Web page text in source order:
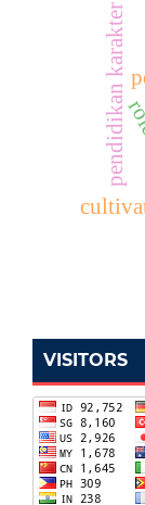
pendidikan karakter
VISITORS